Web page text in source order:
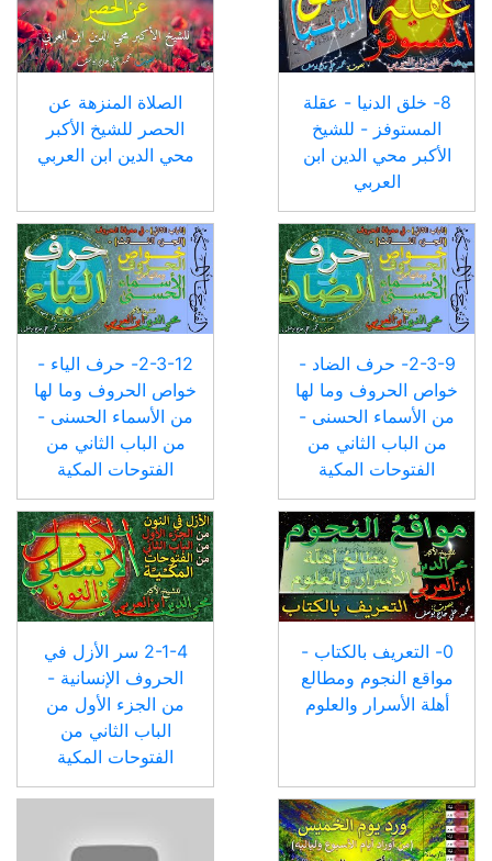
8- خلق الدنيا - عقلة
المستوفز - للشيخ
الأكبر محي الدين ابن
العربي
الصلاة المنزهة عن
الحصر للشيخ الأكبر
محي الدين ابن العربي
2-3-9- حرف الضاد -
خواص الحروف وما لها
من الأسماء الحسنى -
من الباب الثاني من
الفتوحات المكية
2-3-12- حرف الياء -
خواص الحروف وما لها
من الأسماء الحسنى -
من الباب الثاني من
الفتوحات المكية
0- التعريف بالكتاب -
مواقع النجوم ومطالع
أهلة الأسرار والعلوم
2-1-4 سر الأزل في
الحروف الإنسانية -
من الجزء الأول من
الباب الثاني من
الفتوحات المكية